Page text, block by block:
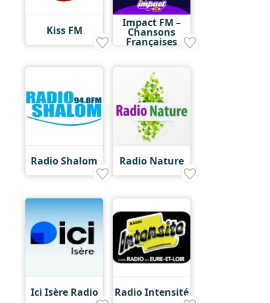
Kiss FM
Impact FM –
Chansons
Françaises
Radio Shalom Radio Nature
Ici Isère Radio Radio Intensité